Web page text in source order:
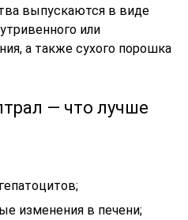
выпускаются в виде
или
а также сухого порошка
— что лучше
изменения в печени;